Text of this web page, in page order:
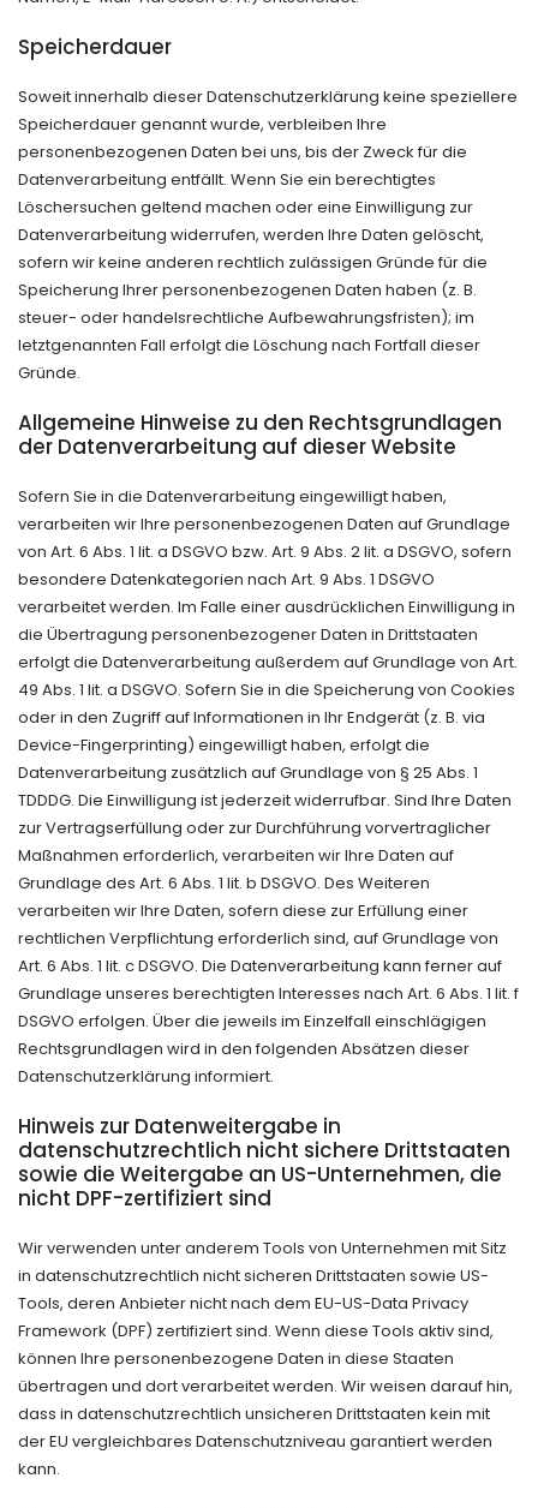
Speicherdauer
Soweit innerhalb dieser Datenschutzerklärung keine speziellere
Speicherdauer genannt wurde, verbleiben Ihre
personenbezogenen Daten bei uns, bis der Zweck für die
Datenverarbeitung entfällt. Wenn Sie ein berechtigtes
Löschersuchen geltend machen oder eine Einwilligung zur
Datenverarbeitung widerrufen, werden Ihre Daten gelöscht,
sofern wir keine anderen rechtlich zulässigen Gründe für die
Speicherung Ihrer personenbezogenen Daten haben (z. B.
steuer- oder handelsrechtliche Aufbewahrungsfristen); im
letztgenannten Fall erfolgt die Löschung nach Fortfall dieser
Gründe.
Allgemeine Hinweise zu den Rechtsgrundlagen
der Datenverarbeitung auf dieser Website
Sofern Sie in die Datenverarbeitung eingewilligt haben,
verarbeiten wir Ihre personenbezogenen Daten auf Grundlage
von Art. 6 Abs. 1 lit. a DSGVO bzw. Art. 9 Abs. 2 lit. a DSGVO, sofern
besondere Datenkategorien nach Art. 9 Abs. 1 DSGVO
verarbeitet werden. Im Falle einer ausdrücklichen Einwilligung in
die Übertragung personenbezogener Daten in Drittstaaten
erfolgt die Datenverarbeitung außerdem auf Grundlage von Art.
49 Abs. 1 lit. a DSGVO. Sofern Sie in die Speicherung von Cookies
oder in den Zugriff auf Informationen in Ihr Endgerät (z. B. via
Device-Fingerprinting) eingewilligt haben, erfolgt die
Datenverarbeitung zusätzlich auf Grundlage von § 25 Abs. 1
TDDDG. Die Einwilligung ist jederzeit widerrufbar. Sind Ihre Daten
zur Vertragserfüllung oder zur Durchführung vorvertraglicher
Maßnahmen erforderlich, verarbeiten wir Ihre Daten auf
Grundlage des Art. 6 Abs. 1 lit. b DSGVO. Des Weiteren
verarbeiten wir Ihre Daten, sofern diese zur Erfüllung einer
rechtlichen Verpflichtung erforderlich sind, auf Grundlage von
Art. 6 Abs. 1 lit. c DSGVO. Die Datenverarbeitung kann ferner auf
Grundlage unseres berechtigten Interesses nach Art. 6 Abs. 1 lit. f
DSGVO erfolgen. Über die jeweils im Einzelfall einschlägigen
Rechtsgrundlagen wird in den folgenden Absätzen dieser
Datenschutzerklärung informiert.
Hinweis zur Datenweitergabe in
datenschutzrechtlich nicht sichere Drittstaaten
sowie die Weitergabe an US-Unternehmen, die
nicht DPF-zertifiziert sind
Wir verwenden unter anderem Tools von Unternehmen mit Sitz
in datenschutzrechtlich nicht sicheren Drittstaaten sowie US-
Tools, deren Anbieter nicht nach dem EU-US-Data Privacy
Framework (DPF) zertifiziert sind. Wenn diese Tools aktiv sind,
können Ihre personenbezogene Daten in diese Staaten
übertragen und dort verarbeitet werden. Wir weisen darauf hin,
dass in datenschutzrechtlich unsicheren Drittstaaten kein mit
der EU vergleichbares Datenschutzniveau garantiert werden
kann.